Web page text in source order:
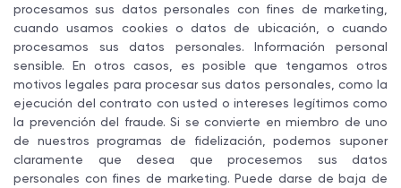
procesamos sus datos personales con fines de marketing,
cuando usamos cookies o datos de ubicación, o cuando
procesamos sus datos personales. Información personal
sensible. En otros casos, es posible que tengamos otros
motivos legales para procesar sus datos personales, como la
ejecución del contrato con usted o intereses legítimos como
la prevención del fraude. Si se convierte en miembro de uno
de nuestros programas de fidelización, podemos suponer
claramente que desea que procesemos sus datos
personales con fines de marketing. Puede darse de baja de